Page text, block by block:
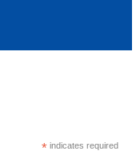
* indicates required